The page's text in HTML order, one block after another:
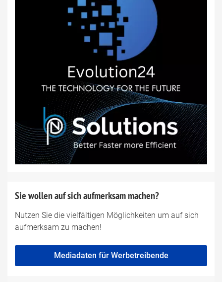
Sie wollen auf sich aufmerksam machen?
Nutzen Sie die vielfältigen Möglichkeiten um auf sich
aufmerksam zu machen!
Mediadaten für Werbetreibende